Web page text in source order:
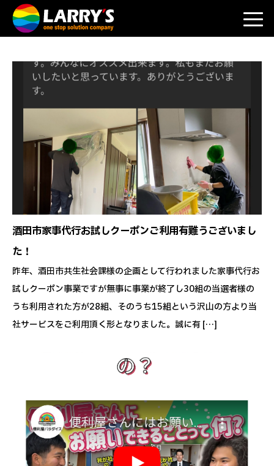
酒田市家事代行お試しクーポンご利用有難うございまし
た！
昨年、酒田市共生社会課様の企画として行われました家事代行お
試しクーポン事業ですが無事に事業が終了し30組の当選者様の
うち利用された方が28組、そのうち15組という沢山の方より当
社サービスをご利用頂く形となりました。誠に有 […]